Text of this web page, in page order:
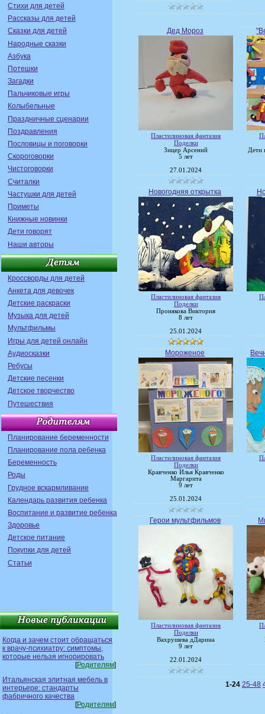
Стихи для детей
Рассказы для детей
Сказки для детей
Народные сказки
Азбука
Потешки
Загадки
Пальчиковые игры
Колыбельные
Праздничные сценарии
Поздравления
Пословицы и поговорки
Скороговорки
Чистоговорки
Считалки
Частушки для детей
Приметы
Книжные новинки
Дети говорят
Наши авторы
Кроссворды для детей
Анкета для девочек
Детские раскраски
Музыка для детей
Мультфильмы
Игры для детей онлайн
Аудиосказки
Ребусы
Детские песенки
Детское творчество
Путешествия
Планирование беременности
Планирование пола ребенка
Беременность
Роды
Грудное вскармливание
Календарь развития ребенка
Воспитание и развитие ребенка
Здоровье
Детское питание
Покупки для детей
Статьи
Когда и зачем стоит обращаться
к врачу-психиатру: симптомы,
которые нельзя игнорировать
[Родителям]
Итальянская элитная мебель в
интерьере: стандарты
фабричного качества
[Родителям]
Дед Мороз
Пластилиновая фантазия
Поделки
Зицер Арсений
5 лет
27.01.2024
Дети
Новогодняя открытка
Пластилиновая фантазия
Поделки
Пронякова Виктория
8 лет
25.01.2024
Мороженое
Пластилиновая фантазия
Поделки
Кравченко Илья Кравченко
Маргарита
9 лет
25.01.2024
Герои мультфильмов
Пластилиновая фантазия
Поделки
Вахрушева дДарина
9 лет
22.01.2024
1-24 25-48